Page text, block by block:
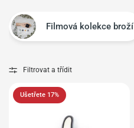
Filmová kolekce broží
Filtrovat a třídit
Ušetřete 17%